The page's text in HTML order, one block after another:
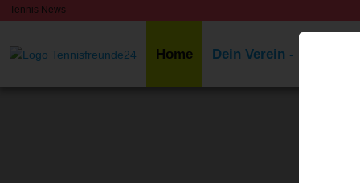
Tennis News
Home Dein Verein - Deine